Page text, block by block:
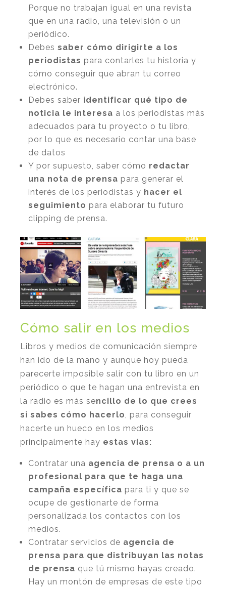
Porque no trabajan igual en una revista
que en una radio, una televisión o un
periódico.
Debes saber cómo dirigirte a los
periodistas para contarles tu historia y
cómo conseguir que abran tu correo
electrónico.
Debes saber identificar qué tipo de
noticia le interesa a los periodistas más
adecuados para tu proyecto o tu libro,
por lo que es necesario contar una base
de datos
Y por supuesto, saber cómo redactar
una nota de prensa para generar el
interés de los periodistas y hacer el
seguimiento para elaborar tu futuro
clipping de prensa.
Cómo salir en los medios
Libros y medios de comunicación siempre
han ido de la mano y aunque hoy pueda
parecerte imposible salir con tu libro en un
periódico o que te hagan una entrevista en
la radio es más sencillo de lo que crees
si sabes cómo hacerlo
, para conseguir
hacerte un hueco en los medios
principalmente hay estas vías:
Contratar una agencia de prensa o a un
profesional para que te haga una
campaña específica para ti y que se
ocupe de gestionarte de forma
personalizada los contactos con los
medios.
Contratar servicios de agencia de
prensa para que distribuyan las notas
de prensa que tú mismo hayas creado.
Hay un montón de empresas de este tipo